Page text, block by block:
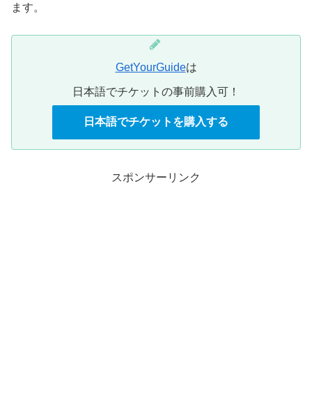
ます。
GetYourGuideは
日本語でチケットの事前購入可！
日本語でチケットを購入する
スポンサーリンク